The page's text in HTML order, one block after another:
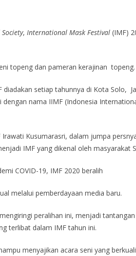
, International Mask Festival (IMF)
topeng dan pameran kerajinan topeng.
setiap tahunnya di Kota Solo,
nama IIMF (Indonesia
Kusumarasri, dalam jumpa
IMF yang dikenal oleh masyarakat
COVID-19, IMF 2020 beralih
melalui pemberdayaan media baru.
peralihan ini, menjadi
terlibat dalam IMF tahun ini.
menyajikan acara seni yang